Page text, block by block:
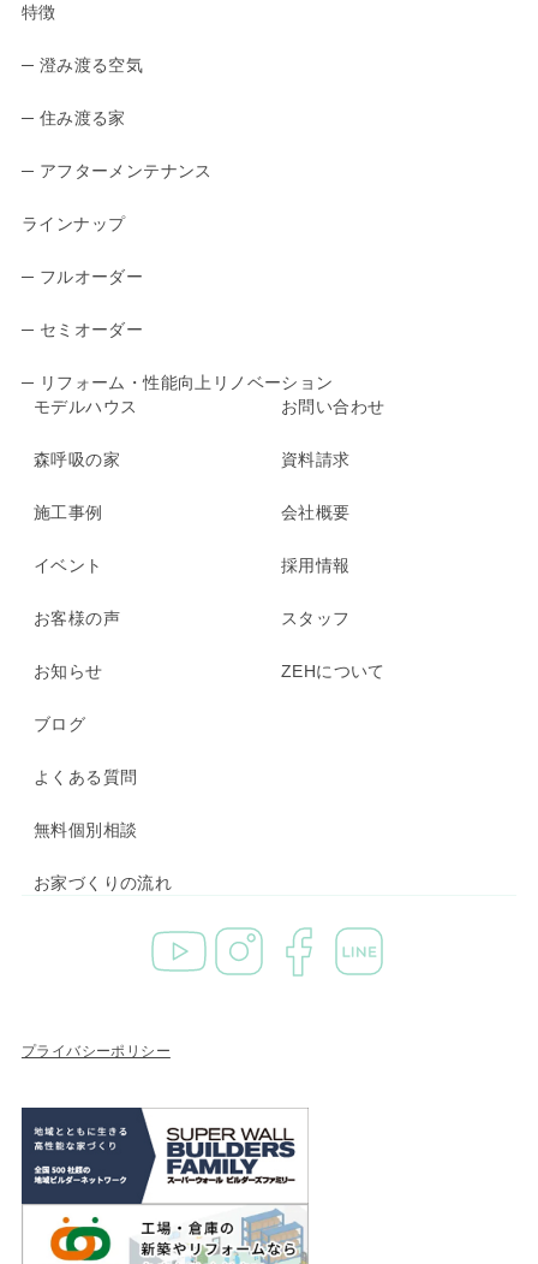
特徴
─ 澄み渡る空気
─ 住み渡る家
─ アフターメンテナンス
ラインナップ
─ フルオーダー
─ セミオーダー
─ リフォーム・性能向上リノベーション
モデルハウス
森呼吸の家
施工事例
イベント
お客様の声
お知らせ
ブログ
よくある質問
無料個別相談
お家づくりの流れ
お問い合わせ
資料請求
会社概要
採用情報
スタッフ
ZEHについて
プライバシーポリシー